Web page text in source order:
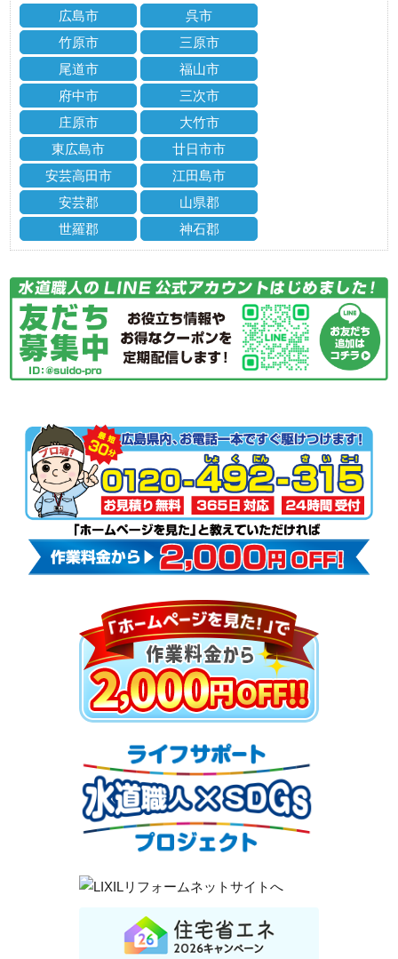
広島市
呉市
竹原市
三原市
尾道市
福山市
府中市
三次市
庄原市
大竹市
東広島市
廿日市市
安芸高田市
江田島市
安芸郡
山県郡
世羅郡
神石郡